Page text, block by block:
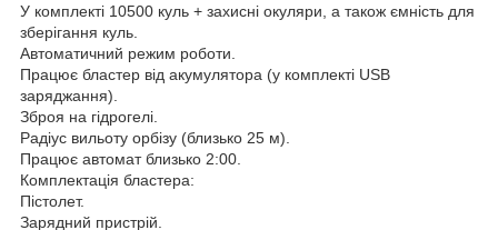
У комплекті 10500 куль + захисні окуляри, а також ємність для
зберігання куль.
Автоматичний режим роботи.
Працює бластер від акумулятора (у комплекті USB
заряджання).
Зброя на гідрогелі.
Радіус вильоту орбізу (близько 25 м).
Працює автомат близько 2:00.
Комплектація бластера:
Пістолет.
Зарядний пристрій.